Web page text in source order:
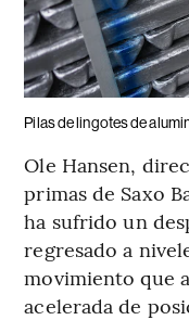
Pilas de lingotes de
Ole Hansen,
primas de Saxo
ha sufrido un
regresado a
movimiento que
acelerada de